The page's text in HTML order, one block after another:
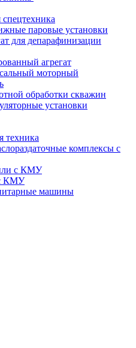
паровые установки
для депарафинизации
агрегат
моторный
обработки скважин
установки
техника
комплексы с
с КМУ
КМУ
машины